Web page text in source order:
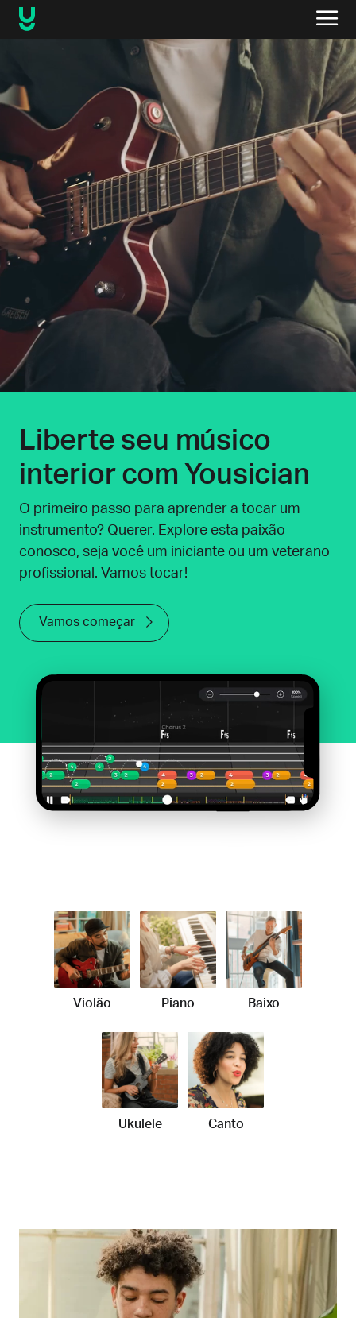
Liberte seu músico
interior com Yousician
O primeiro passo para aprender a tocar um
instrumento? Querer. Explore esta paixão
conosco, seja você um iniciante ou um veterano
profissional. Vamos tocar!
Vamos começar
Violão Piano Baixo
Ukulele Canto